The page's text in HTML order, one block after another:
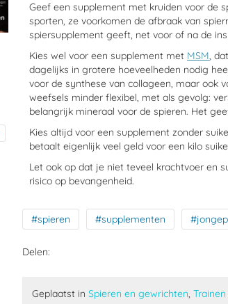
Geef een supplement met kruiden voor de
sporten, ze voorkomen de afbraak van
spiersupplement geeft, net voor of na de
Kies wel voor een supplement met MSM,
dagelijks in grotere hoeveelheden nodig
voor de synthese van collageen, maar ook
weefsels minder flexibel, met als gevolg:
belangrijk mineraal voor de spieren. Het
Kies altijd voor een supplement zonder
betaalt eigenlijk veel geld voor een kilo
Let ook op dat je niet teveel krachtvoer en
risico op bevangenheid.
#spieren #supplementen
Delen:
Geplaatst inSpieren en gewrichten,